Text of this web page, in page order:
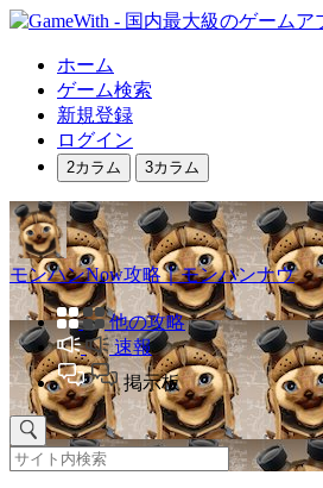
ホーム
ゲーム検索
新規登録
ログイン
2カラム 3カラム
モンハンNow攻略｜モンハンナウ
他の攻略
速報
掲示板